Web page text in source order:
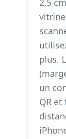
2,5
plus.
un
QR et